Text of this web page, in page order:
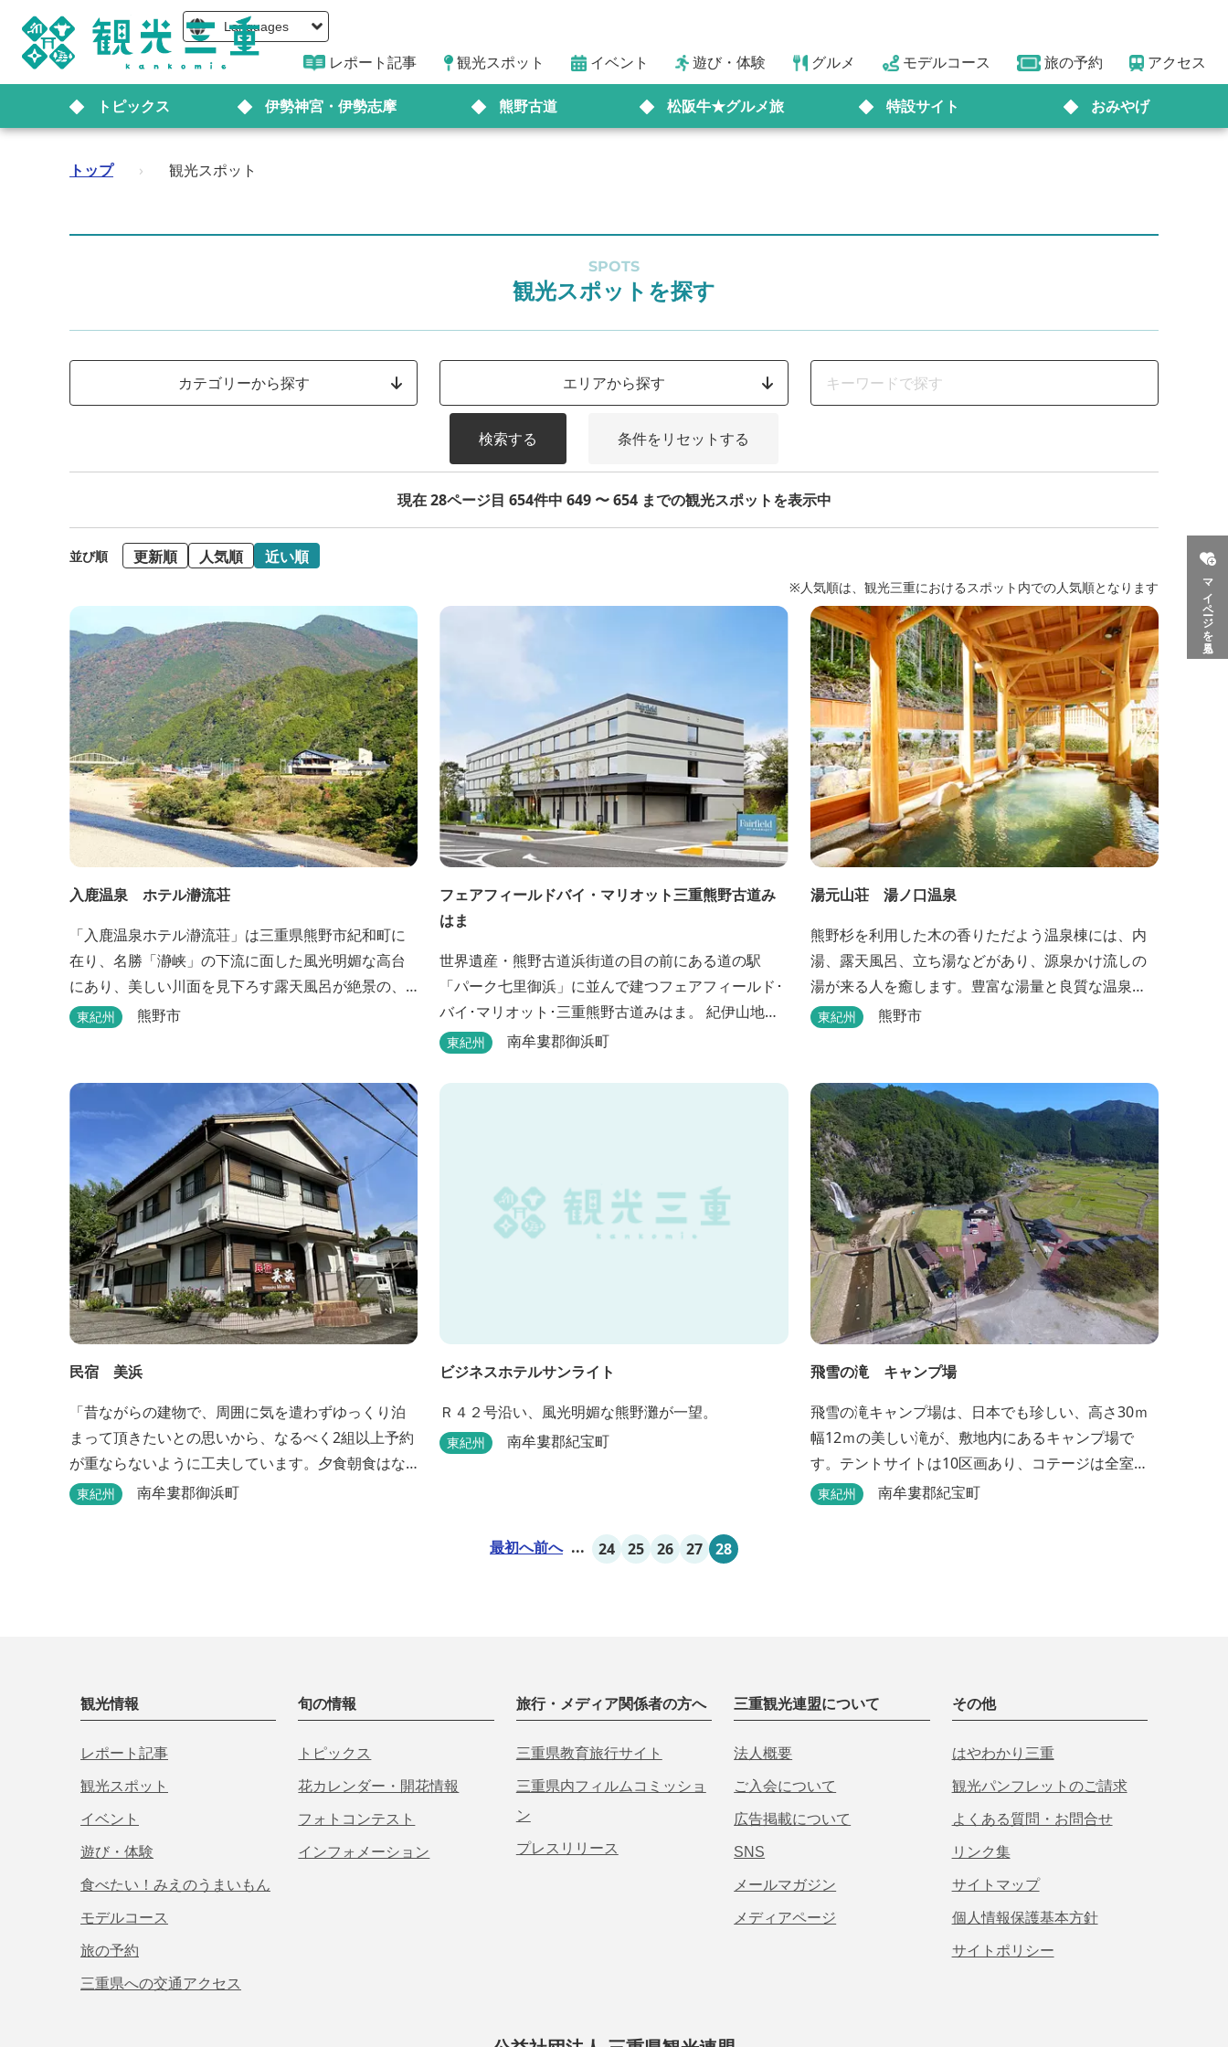
Languages
レポート記事 観光スポット イベント 遊び・体験 グルメ モデルコース 旅の予約 アクセス
トピックス 伊勢神宮・伊勢志摩 熊野古道 松阪牛★グルメ旅 特設サイト おみやげ
マイページを見る
トップ › 観光スポット
SPOTS
観光スポットを探す
カテゴリーから探す エリアから探す
検索する 条件をリセットする
現在 28ページ目 654件中 649 〜 654 までの観光スポットを表示中
並び順 更新順 人気順 近い順
※人気順は、観光三重におけるスポット内での人気順となります
入鹿温泉 ホテル瀞流荘
「入鹿温泉ホテル瀞流荘」は三重県熊野市紀和町に
在り、名勝「瀞峡」の下流に面した風光明媚な高台
にあり、美しい川面を見下ろす露天風呂が絶景の、
静かにゆっくりとお過ごしいただくことができる温
（熊野三山）、玉置神社が近くに点在し、和歌山・
奈良の遺産や名所からも近いことから観光アクセス
には大変便利な立地と...
東紀州 熊野市
フェアフィールドバイ・マリオット三重熊野古道み
はま
世界遺産・熊野古道浜街道の目の前にある道の駅
「パーク七里御浜」に並んで建つフェアフィールド･
バイ･マリオット･三重熊野古道みはま。 紀伊山地を
背に雄大な熊野灘を望み、渚百選に選ばれた七里御
て暖かで過ごしやすく、季節を通じて穫れる数々の
東紀州 南牟婁郡御浜町
湯元山荘 湯ノ口温泉
熊野杉を利用した木の香りただよう温泉棟には、内
湯、露天風呂、立ち湯などがあり、源泉かけ流しの
湯が来る人を癒します。豊富な湯量と良質な温泉
で、日帰り入浴はもちろん、バンガローやロッジな
東紀州 熊野市
民宿 美浜
「昔ながらの建物で、周囲に気を遣わずゆっくり泊
まって頂きたいとの思いから、なるべく2組以上予約
が重ならないように工夫しています。夕食朝食はな
るべく、地元のものを使って、仕事などで連泊の方
東紀州 南牟婁郡御浜町
ビジネスホテルサンライト
Ｒ４２号沿い、風光明媚な熊野灘が一望。
東紀州 南牟婁郡紀宝町
飛雪の滝 キャンプ場
飛雪の滝キャンプ場は、日本でも珍しい、高さ30ｍ
幅12ｍの美しい滝が、敷地内にあるキャンプ場で
す。テントサイトは10区画あり、コテージは全室で8
棟あります。近年は滝つぼを水風呂にしたサウナが
東紀州 南牟婁郡紀宝町
最初へ前へ ... 24 25 26 27 28
観光情報
レポート記事
観光スポット
イベント
遊び・体験
食べたい！みえのうまいもん
モデルコース
旅の予約
三重県への交通アクセス
旬の情報
トピックス
花カレンダー・開花情報
フォトコンテスト
インフォメーション
旅行・メディア関係者の方へ
三重県教育旅行サイト
三重県内フィルムコミッショ
ン
プレスリリース
三重観光連盟について
法人概要
ご入会について
広告掲載について
SNS
メールマガジン
メディアページ
その他
はやわかり三重
観光パンフレットのご請求
よくある質問・お問合せ
リンク集
サイトマップ
個人情報保護基本方針
サイトポリシー